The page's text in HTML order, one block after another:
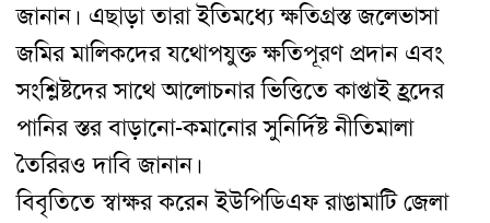
জানান। এছাড়া তারা ইতিমধ্যে ক্ষতিগ্রস্ত জলেভাসা
জমির মালিকদের যথোপযুক্ত ক্ষতিপূরণ প্রদান এবং
সংশ্লিষ্টদের সাথে আলোচনার ভিত্তিতে কাপ্তাই হ্রদের
পানির স্তর বাড়ানো-কমানোর সুনির্দিষ্ট নীতিমালা
তৈরিরও দাবি জানান।
বিবৃতিতে স্বাক্ষর করেন ইউপিডিএফ রাঙামাটি জেলা